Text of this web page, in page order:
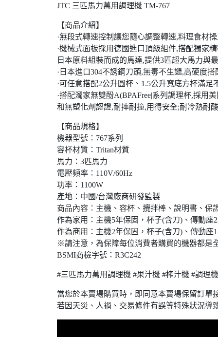
JTC 三匹馬力萬用調理機 TM-767
【商品介紹】
·無段式轉速控制讓您隨心調整轉速,料理食材
·機械式面板採用德國進口頂級組件,搭配獨家
日本原料組裝而成的馬達,提供3匹超大馬力與
·日本進口304不誘鋼刀頭,無毒不生譴,高硬度
·可任意搭配2公升圓杯、1.5公升寬底方杯滿足
·搭配濁家無雙酚A(BPAFree|系列調理杯,採用
和無塑化劑認證,耐摔耐撞,用得安全;耐冷熱耐
【商品規格】
機器型號：767系列
容杯材質：Tritan材質
馬力：3匹馬力
電壓頻率：110V/60Hz
功率：1100W
產地：中國/台灣廠商研發監製
商品內容：主機、容杯、攪拌棒、說明書、保
作為家用：主機5年保固，杯子(含刀)、傳動座
作為商用：主機2年保固，杯子(含刀)、傳動座
※請注意，為保障每位消費者購買的機器都是
BSMI商檢字號：R3C242
#三匹馬力萬用調理機 #果汁機 #榨汁機 #調理
當您於本賣場購買時，即同意本賣場保留訂單
若因天災、人禍、交易條件有誤等特殊狀況導